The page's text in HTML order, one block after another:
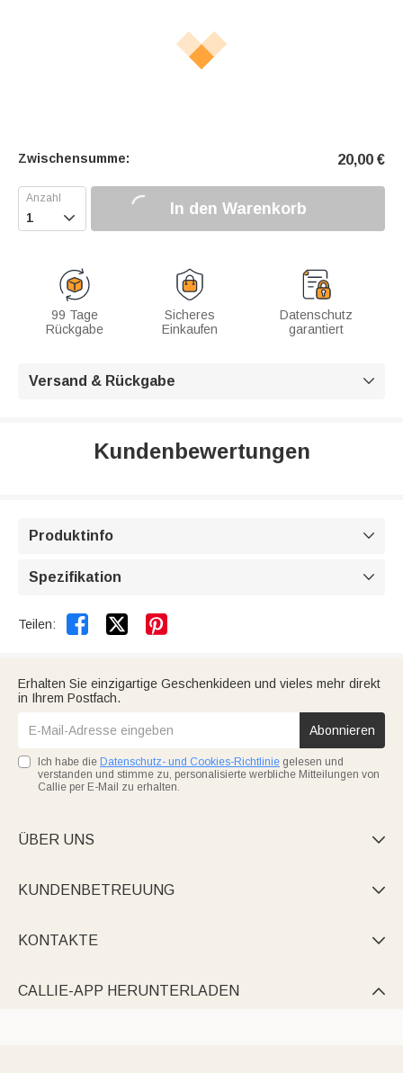
Zwischensumme: 20,00 €
 In den Warenkorb
99 Tage
Rückgabe
Sicheres
Einkaufen
Datenschutz
garantiert
Versand & Rückgabe 
Kundenbewertungen
Produktinfo 
Spezifikation 
Teilen:  
Erhalten Sie einzigartige Geschenkideen und vieles mehr direkt
in Ihrem Postfach.
Abonnieren
Ich habe die Datenschutz- und Cookies-Richtlinie gelesen und
verstanden und stimme zu, personalisierte werbliche Mitteilungen von
Callie per E-Mail zu erhalten.
ÜBER UNS 
KUNDENBETREUUNG 
KONTAKTE 
CALLIE-APP HERUNTERLADEN 